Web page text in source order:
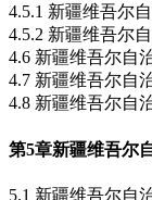
4.5.1 新疆维吾尔
4.5.2 新疆维吾尔
4.6 新疆维吾尔自
4.7 新疆维吾尔自
4.8 新疆维吾尔自
第5章新疆维吾尔
5.1 新疆维吾尔自